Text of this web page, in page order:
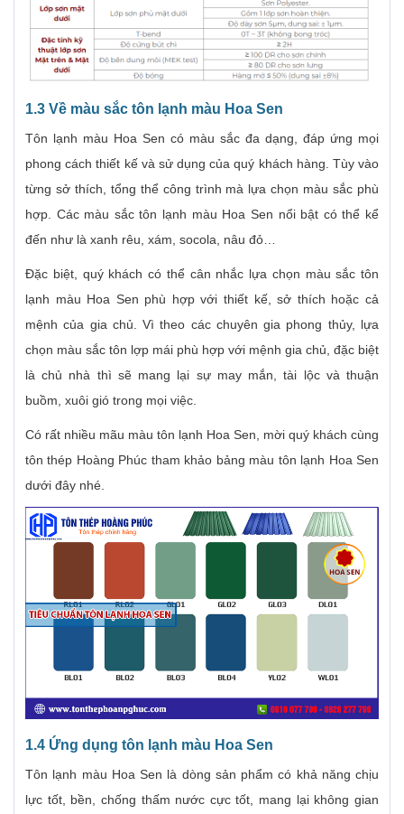
1.3 Về màu sắc tôn lạnh màu Hoa Sen
Tôn lạnh màu Hoa Sen có màu sắc đa dạng, đáp ứng mọi
phong cách thiết kế và sử dụng của quý khách hàng. Tùy vào
từng sở thích, tổng thể công trình mà lựa chọn màu sắc phù
hợp. Các màu sắc tôn lạnh màu Hoa Sen nổi bật có thể kể
đến như là xanh rêu, xám, socola, nâu đỏ…
Đặc biệt, quý khách có thể cân nhắc lựa chọn màu sắc tôn
lạnh màu Hoa Sen phù hợp với thiết kế, sở thích hoặc cả
mệnh của gia chủ. Vì theo các chuyên gia phong thủy, lựa
chọn màu sắc tôn lợp mái phù hợp với mệnh gia chủ, đặc biệt
là chủ nhà thì sẽ mang lại sự may mắn, tài lộc và thuận
buồm, xuôi gió trong mọi việc.
Có rất nhiều mãu màu tôn lạnh Hoa Sen, mời quý khách cùng
tôn thép Hoàng Phúc tham khảo bảng màu tôn lạnh Hoa Sen
dưới đây nhé.
1.4 Ứng dụng tôn lạnh màu Hoa Sen
Tôn lạnh màu Hoa Sen là dòng sản phẩm có khả năng chịu
lực tốt, bền, chống thấm nước cực tốt, mang lại không gian